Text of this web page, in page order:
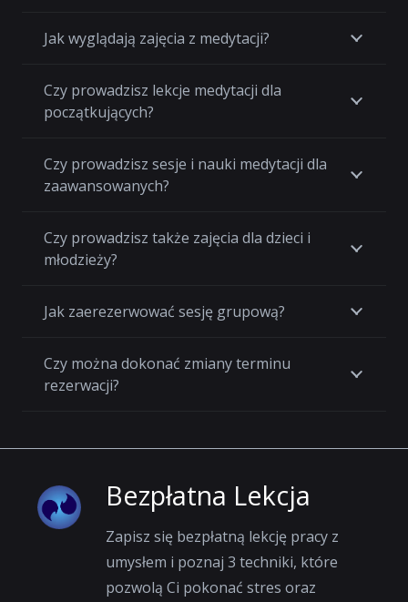
Jak wyglądają zajęcia z medytacji?
Czy prowadzisz lekcje medytacji dla
początkujących?
Czy prowadzisz sesje i nauki medytacji dla
zaawansowanych?
Czy prowadzisz także zajęcia dla dzieci i
młodzieży?
Jak zaerezerwować sesję grupową?
Czy można dokonać zmiany terminu
rezerwacji?
Bezpłatna Lekcja
Zapisz się bezpłatną lekcję pracy z
umysłem i poznaj 3 techniki, które
pozwolą Ci pokonać stres oraz